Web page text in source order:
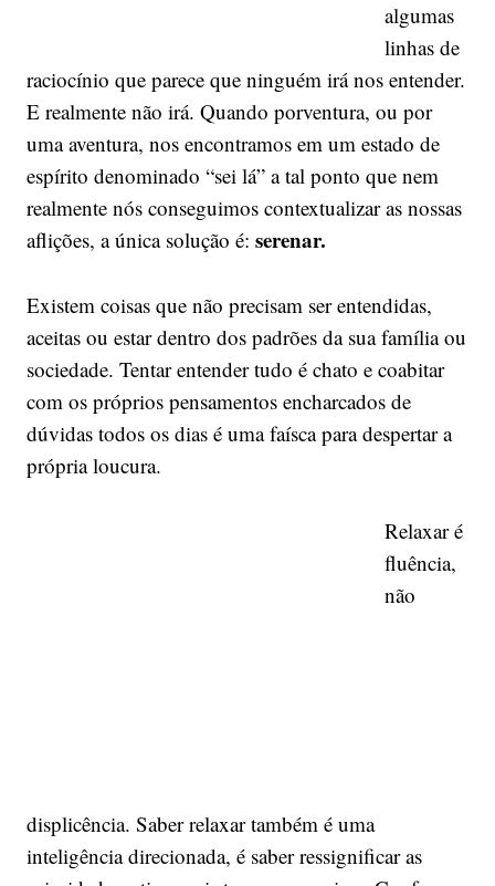
algumas
linhas de
raciocínio que parece que ninguém irá nos entender.
E realmente não irá. Quando porventura, ou por
uma aventura, nos encontramos em um estado de
espírito denominado “sei lá” a tal ponto que nem
realmente nós conseguimos contextualizar as nossas
aflições, a única solução é: serenar.
Existem coisas que não precisam ser entendidas,
aceitas ou estar dentro dos padrões da sua família ou
sociedade. Tentar entender tudo é chato e coabitar
com os próprios pensamentos encharcados de
dúvidas todos os dias é uma faísca para despertar a
própria loucura.
Relaxar é
fluência,
não
displicência. Saber relaxar também é uma
inteligência direcionada, é saber ressignificar as